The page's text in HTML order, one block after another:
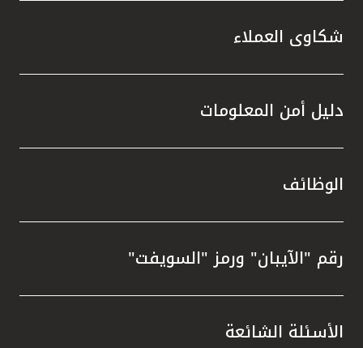
شكاوى العملاء
دليل أمن المعلومات
الوظائف
رقم "الآيبان" ورمز "السويفت"
الأسئلة الشائعة